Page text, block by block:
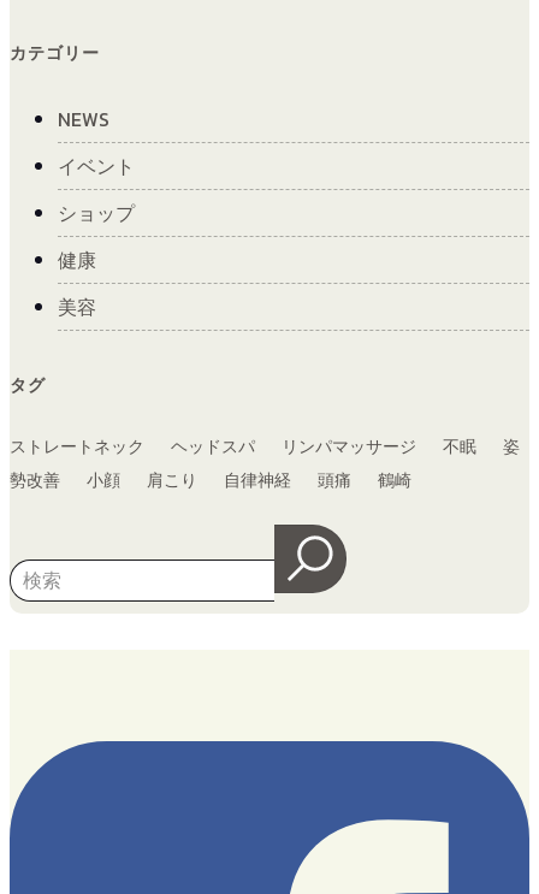
カテゴリー
NEWS
イベント
ショップ
健康
美容
タグ
ストレートネック ヘッドスパ リンパマッサージ 不眠
姿
勢改善
小顔 肩こり 自律神経 頭痛 鶴崎